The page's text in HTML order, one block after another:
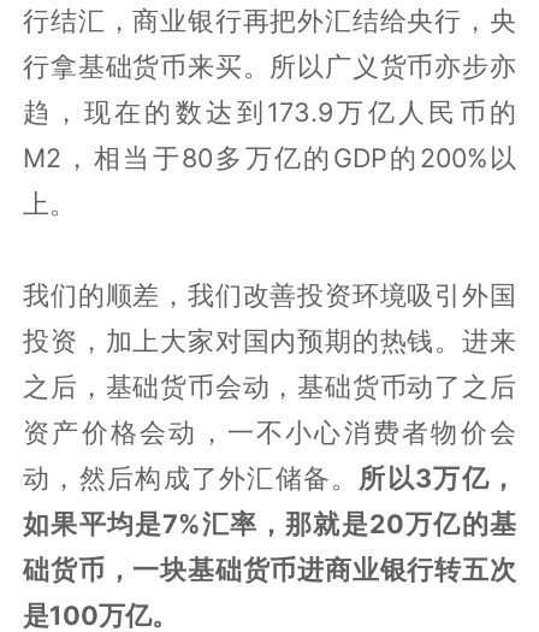
行结汇，商业银行再把外汇结给央行，央
行拿基础货币来买。所以广义货币亦步亦
趋，现在的数达到173.9万亿人民币的
M2，相当于80多万亿的GDP的200%以
上。
我们的顺差，我们改善投资环境吸引外国
投资，加上大家对国内预期的热钱。进来
之后，基础货币会动，基础货币动了之后
资产价格会动，一不小心消费者物价会
动，然后构成了外汇储备。 所以3万亿，
如果平均是7%汇率，那就是20万亿的基
础货币，一块基础货币进商业银行转五次
是100万亿。